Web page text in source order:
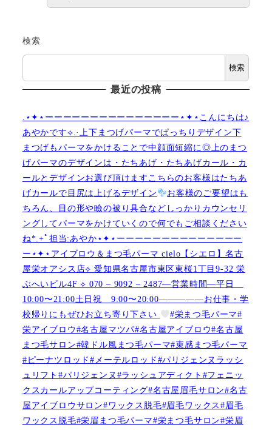
検索
検索
最近の投稿
.⋆✦⋆ーーーーーーーーーーーーーーー⋆✦⋆こんにちは♪
あやかです︎⟡.·上下まつげパーマでぱっちりデザイン下
まつげもパーマをかけることで中顔面短縮に◎上のまつ
げパーマのデザインは・たちあげ・たちあげカール・カ
ールとデザインお選び頂けますこちらのお客様はたちあ
げカールで目尻は上げるデザイン
お客様のご要望はも
ちろん、目の形や瞼の被り具合などしっかりカウンセリ
ングしてパーマをかけていくので何でもご相談ください
ね︎︎︎*.+ﾟ担当:あやか⋆✦⋆ーーーーーーーーーーーーーー
ー⋆✦⋆アイブロウ＆まつ毛パーマ cielo【シエロ】名古
屋栄オアシス店︎︎⟡ 愛知県名古屋市東区東桜1丁目9-32 栄
ぶへいビル4F ︎︎⟡ 070 – 9092 – 2487—営業時間—平日
10:00〜21:00土日祝 9:00〜20:00—————お仕事・学
校帰りにもぜひお立ち寄り下さい
#栄まつ毛パーマ#
栄アイブロウ#名古屋マツパ#名古屋アイブロウ#名古屋
まつ毛サロン#韓ドル風まつ毛パーマ#束感まつ毛パーマ
#ピーナツロッド#メーテルロッド#パリジェンヌラッシ
ュリフト#パリジェンヌ#ラッシュアディクト#フェニッ
クスカールアップコーティング#名古屋眉毛サロン#名古
屋アイブロウサロン#ワックス脱毛#眉毛ワックス#眉毛
ワックス脱毛#栄眉まつ毛パーマ#栄まつ毛サロン#栄眉